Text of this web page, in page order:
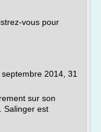
vous pour
2014, 31
sur son
Salinger est